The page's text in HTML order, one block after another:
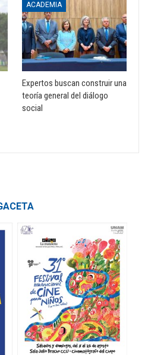
ACADEMIA
Expertos buscan construir una
teoría general del diálogo
social